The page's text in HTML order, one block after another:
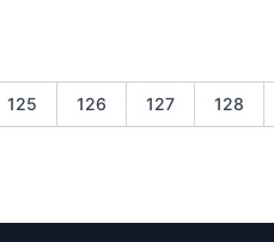
125 126 127 128